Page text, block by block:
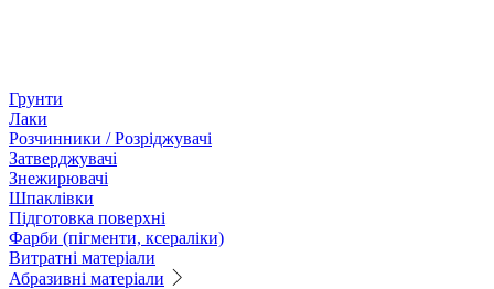
Грунти
Лаки
Розчинники / Розріджувачі
Затверджувачі
Знежирювачі
Шпаклівки
Підготовка поверхні
Фарби (пігменти, ксераліки)
Витратні матеріали
Абразивні матеріали